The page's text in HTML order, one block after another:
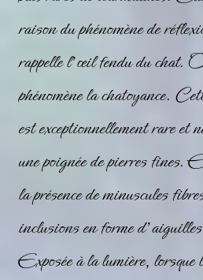
raison du phénomène de
rappelle l’œil fendu du chat.
phénomène la chatoyance.
est exceptionnellement rare et
une poignée de pierres fines.
la présence de minuscules
inclusions en forme
Exposée à la lumière, lorsque